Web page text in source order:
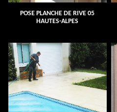
POSE PLANCHE DE RIVE 05
HAUTES-ALPES